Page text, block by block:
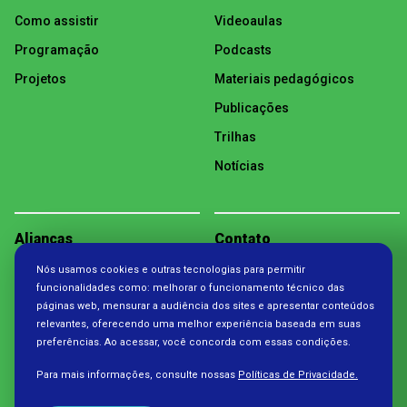
Como assistir
Programação
Projetos
Videoaulas
Podcasts
Materiais pedagógicos
Publicações
Trilhas
Notícias
Alianças Contato
Política de Privacidade
Nós usamos cookies e outras tecnologias para permitir
funcionalidades como: melhorar o funcionamento técnico das
páginas web, mensurar a audiência dos sites e apresentar conteúdos
relevantes, oferecendo uma melhor experiência baseada em suas
preferências. Ao acessar, você concorda com essas condições.
Para mais informações, consulte nossas Políticas de Privacidade.